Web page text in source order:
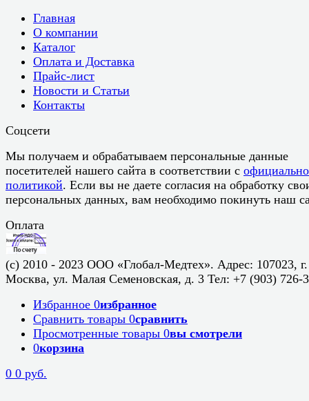
Главная
О компании
Каталог
Оплата и Доставка
Прайс-лист
Новости и Статьи
Контакты
Соцсети
Мы получаем и обрабатываем персональные данные
посетителей нашего сайта в соответствии с
политикой. Если вы не даете согласия на обработку
персональных данных, вам необходимо покинуть наш
Оплата
(c) 2010 - 2023 ООО «Глобал-Медтех». Адрес: 107023, г.
Москва, ул. Малая Семеновская, д. 3 Тел: +7 (903) 726-
Избранное 0избранное
Сравнить товары 0сравнить
Просмотренные товары 0вы смотрели
0корзина
0 0 руб.